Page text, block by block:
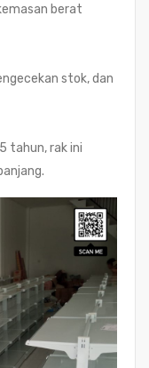
berat
stok, dan
tahun, rak ini